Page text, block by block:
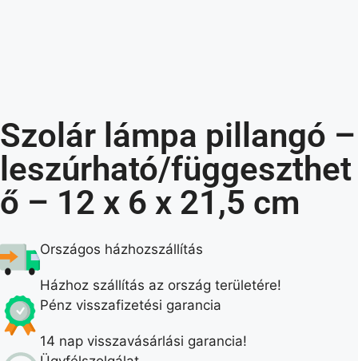
Szolár lámpa pillangó –
leszúrható/függeszthet
ő – 12 x 6 x 21,5 cm
Országos házhozszállítás
Házhoz szállítás az ország területére!
Pénz visszafizetési garancia
14 nap visszavásárlási garancia!